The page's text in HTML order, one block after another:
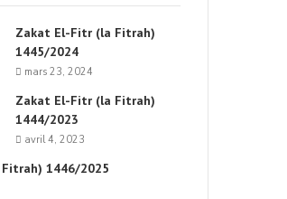
Zakat El-Fitr (la Fitrah)
1445/2024
mars 23, 2024
Zakat El-Fitr (la Fitrah)
1444/2023
avril 4, 2023
1446/2025